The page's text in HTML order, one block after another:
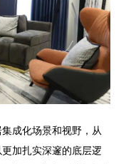
成化场景和视野，从
加扎实深邃的底层逻